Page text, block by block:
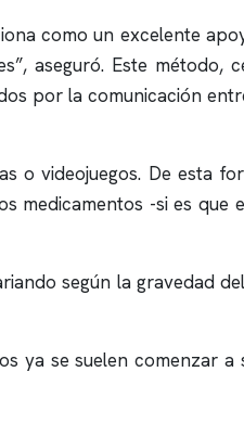
como un excelente
aseguró. Este método,
por la comunicación
o videojuegos. De esta
medicamentos -si es que
según la gravedad
ya se suelen comenzar